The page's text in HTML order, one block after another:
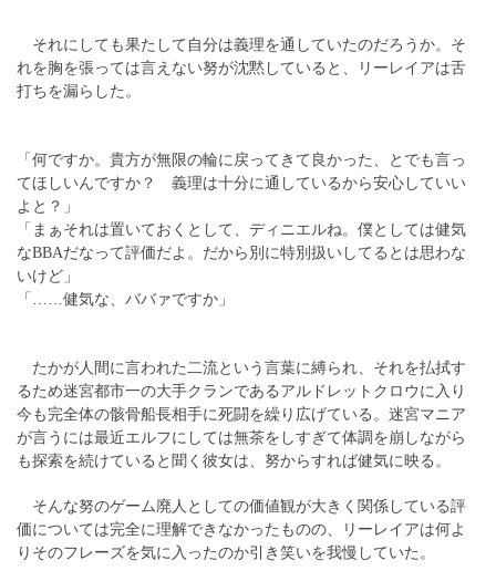
それにしても果たして自分は義理を通していたのだろうか。そ
れを胸を張っては言えない努が沈黙していると、リーレイアは舌
打ちを漏らした。
「何ですか。貴方が無限の輪に戻ってきて良かった、とでも言っ
てほしいんですか？ 義理は十分に通しているから安心していい
よと？」
「まぁそれは置いておくとして、ディニエルね。僕としては健気
なBBAだなって評価だよ。だから別に特別扱いしてるとは思わな
いけど」
「……健気な、ババァですか」
たかが人間に言われた二流という言葉に縛られ、それを払拭す
るため迷宮都市一の大手クランであるアルドレットクロウに入り
今も完全体の骸骨船長相手に死闘を繰り広げている。迷宮マニア
が言うには最近エルフにしては無茶をしすぎて体調を崩しながら
も探索を続けていると聞く彼女は、努からすれば健気に映る。
そんな努のゲーム廃人としての価値観が大きく関係している評
価については完全に理解できなかったものの、リーレイアは何よ
りそのフレーズを気に入ったのか引き笑いを我慢していた。